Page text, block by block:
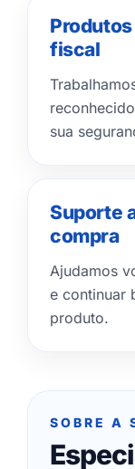
fiscal
sua
Suporte
compra
Ajudamos
e continuar
produto.
SOBRE A